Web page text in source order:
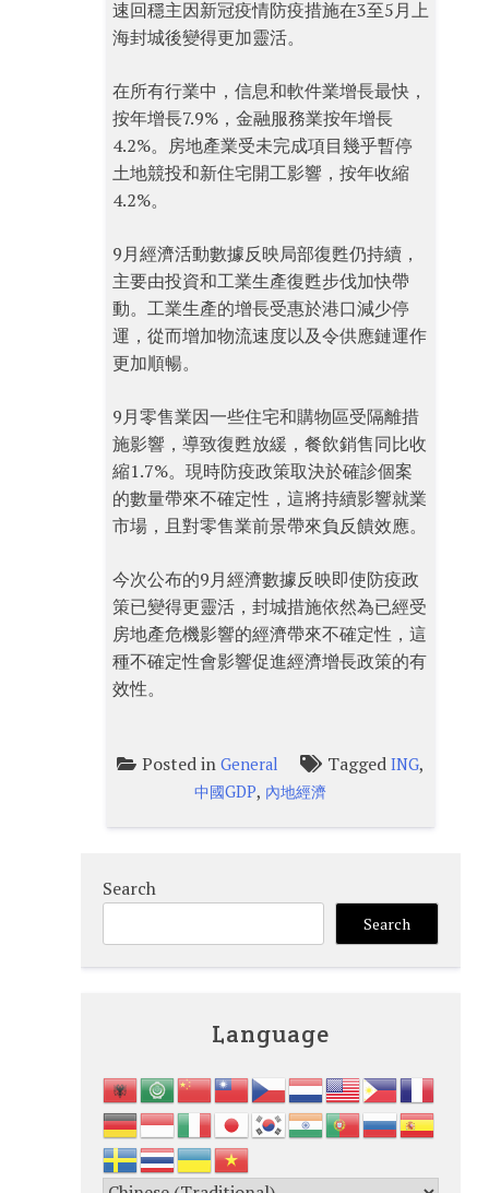
速回穩主因新冠疫情防疫措施在3至5月上
海封城後變得更加靈活。
在所有行業中，信息和軟件業增長最快，
按年增長7.9%，金融服務業按年增長
4.2%。房地產業受未完成項目幾乎暫停
土地競投和新住宅開工影響，按年收縮
4.2%。
9月經濟活動數據反映局部復甦仍持續，
主要由投資和工業生產復甦步伐加快帶
動。工業生產的增長受惠於港口減少停
運，從而增加物流速度以及令供應鏈運作
更加順暢。
9月零售業因一些住宅和購物區受隔離措
施影響，導致復甦放緩，餐飲銷售同比收
縮1.7%。現時防疫政策取決於確診個案
的數量帶來不確定性，這將持續影響就業
市場，且對零售業前景帶來負反饋效應。
今次公布的9月經濟數據反映即使防疫政
策已變得更靈活，封城措施依然為已經受
房地產危機影響的經濟帶來不確定性，這
種不確定性會影響促進經濟增長政策的有
效性。
Posted inGeneral TaggedING,
中國GDP, 內地經濟
Search
Search
Language